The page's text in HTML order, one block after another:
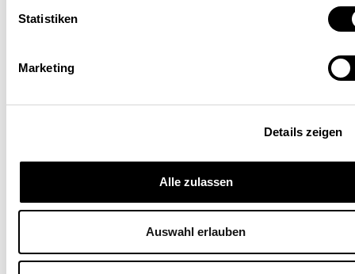
Statistiken
Marketing
Details zeigen
Alle zulassen
Auswahl erlauben
suisse, Unité de pilotage informatique de la